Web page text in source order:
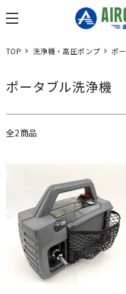
TOP 洗浄機・高圧ポンプ ポ
ポータブル洗浄機
全2商品